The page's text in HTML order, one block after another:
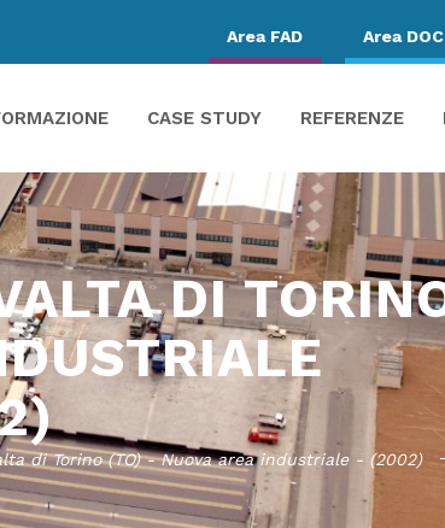
Area DOC
Area FAD
CASE STUDY REFERENZE
DI
di Torino (TO) - Nuova area industriale - (2002)